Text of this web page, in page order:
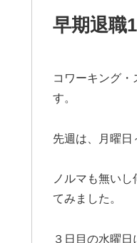
早期退職
コワーキング
す。
先週は、月曜日
ノルマも無い
てみました。
３日目の水曜日